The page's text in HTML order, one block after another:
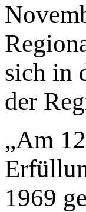
sich in
der
„Am
1969